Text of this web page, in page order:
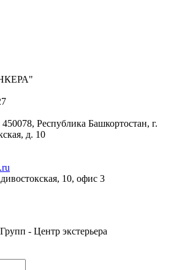
Республика Башкортостан, г.
д. 10
10, офис 3
- Центр экстерьера